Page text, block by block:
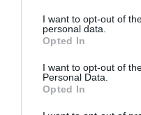
I want to opt-out of
personal data.
Opted In
I want to opt-out of
Personal Data.
Opted In